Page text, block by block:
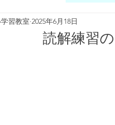
習教室 2025年6月18日
読解練習